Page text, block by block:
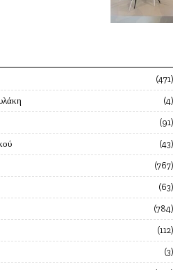
471
4
91
43
767
63
784
112
3